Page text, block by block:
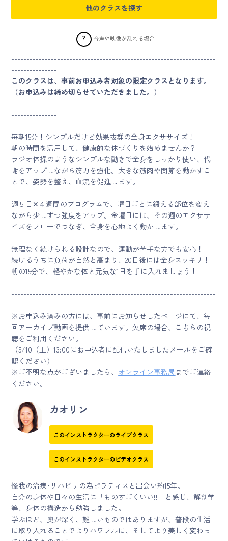
特定商取引にかかわる表示
プライバシーポリシー
他のクラスを探す
? 音声や映像が乱れる場合
-------------------------------------------------------------------
---------------
このクラスは、事前お申込み者対象の限定クラスとなります。
（お申込みは締め切らせていただきました。）
-------------------------------------------------------------------
---------------
毎朝15分！シンプルだけど効果抜群の全身エクササイズ！
朝の時間を活用して、健康的な体づくりを始めませんか？
ラジオ体操のようなシンプルな動きで全身をしっかり使い、代
謝をアップしながら筋力を強化。大きな筋肉や関節を動かすこ
とで、姿勢を整え、血流を促進します。
週５日✕４週間のプログラムで、曜日ごとに鍛える部位を変え
ながら少しずつ強度をアップ。金曜日には、その週のエクササ
イズをフローでつなぎ、全身を心地よく動かします。
無理なく続けられる設計なので、運動が苦手な方でも安心！
続けるうちに負荷が自然と高まり、20日後には全身スッキリ！
朝の15分で、軽やかな体と元気な1日を手に入れましょう！
-------------------------------------------------------------------
---------------
※お申込み済みの方には、事前にお知らせしたページにて、毎
回アーカイブ動画を提供しています。欠席の場合、こちらの視
聴をご利用ください。
（5/10（土）13:00にお申込者に配信いたしましたメールをご確
認ください）
※ご不明な点がございましたら、 オンライン事務局 までご連絡
ください。
カオリン
このインストラクターのライブクラス
このインストラクターのビデオクラス
怪我の治療･リハビリの為ピラティスと出会い約15年。
自分の身体や日々の生活に「ものすごくいい!!」と感じ、解剖学
等、身体の構造から勉強しました。
学ぶほど、奥が深く、難しいものではありますが、普段の生活
に取り入れることでよりパワフルに、そしてより美しく変わっ